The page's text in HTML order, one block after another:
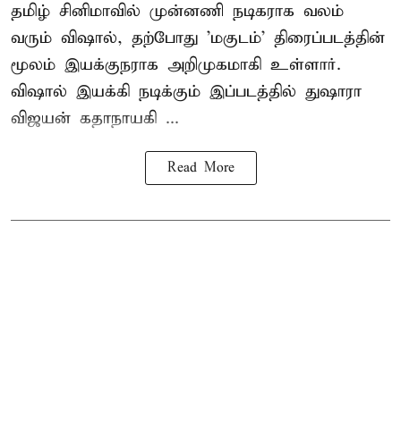
தமிழ் சினிமாவில் முன்னணி நடிகராக வலம்
வரும் விஷால், தற்போது 'மகுடம்' திரைப்படத்தின்
மூலம் இயக்குநராக அறிமுகமாகி உள்ளார்.
விஷால் இயக்கி நடிக்கும் இப்படத்தில் துஷாரா
விஜயன் கதாநாயகி ...
Read More